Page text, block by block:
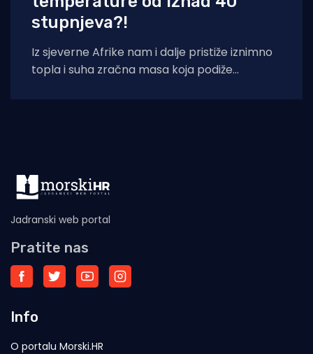
stupnjeva?!
Iz sjeverne Afrike nam i dalje pristiže iznimno
topla i suha zračna masa koja podiže
Jadranski web portal
Pratite nas
Info
O portalu Morski.HR